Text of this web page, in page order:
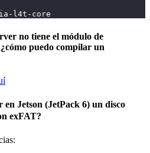
l4t-core
no tiene el módulo de
puedo compilar un
Jetson (JetPack 6) un disco
exFAT?